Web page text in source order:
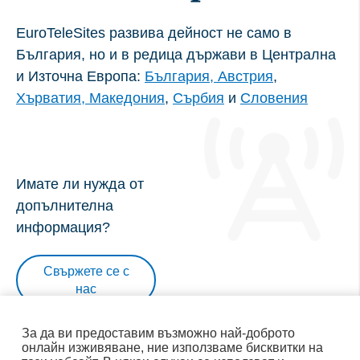
EuroTeleSites развива дейност не само в
България, но и в редица държави в Централна
и Източна Европа: България, Австрия,
Хърватия, Македония, Сърбия и Словения
Имате ли нужда от
допълнителна
информация?
Свържете се с
нас
За да ви предоставим възможно най-доброто
онлайн изживяване, ние използваме бисквитки на
Необходими бисквитки:
име: gdpr
доставчик: INFINUM
няма да бъде представено отново при
повторно въвеждане.
срок на годност: 1 година 1 месец 4 дни
име: __cf_bm
доставчик: vimeo
използва за поддръжка на Cloudflare Bot
Management.